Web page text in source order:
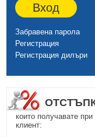
Вход
Забравена парола
Регистрация
Регистрация дилъри
които получавате
клиент: